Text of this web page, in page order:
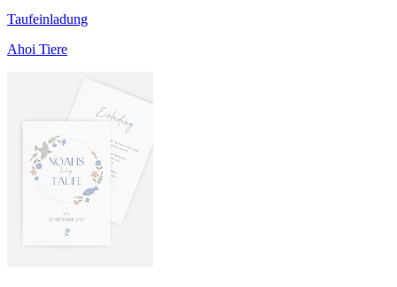
Taufeinladung
Ahoi Tiere